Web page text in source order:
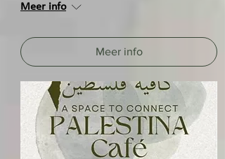
Meer info
Meer info